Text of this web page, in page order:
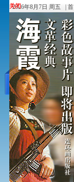
关闭
关闭
2026年8月7日 周五 |
商城首页
您现在的位置：商城
用户名：
密 码：